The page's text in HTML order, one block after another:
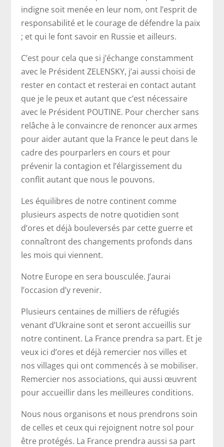
indigne soit menée en leur nom, ont l’esprit de
responsabilité et le courage de défendre la paix
; et qui le font savoir en Russie et ailleurs.
C’est pour cela que si j’échange constamment
avec le Président ZELENSKY, j’ai aussi choisi de
rester en contact et resterai en contact autant
que je le peux et autant que c’est nécessaire
avec le Président POUTINE. Pour chercher sans
relâche à le convaincre de renoncer aux armes
pour aider autant que la France le peut dans le
cadre des pourparlers en cours et pour
prévenir la contagion et l’élargissement du
conflit autant que nous le pouvons.
Les équilibres de notre continent comme
plusieurs aspects de notre quotidien sont
d’ores et déjà bouleversés par cette guerre et
connaîtront des changements profonds dans
les mois qui viennent.
Notre Europe en sera bousculée. J’aurai
l’occasion d’y revenir.
Plusieurs centaines de milliers de réfugiés
venant d’Ukraine sont et seront accueillis sur
notre continent. La France prendra sa part. Et je
veux ici d’ores et déjà remercier nos villes et
nos villages qui ont commencés à se mobiliser.
Remercier nos associations, qui aussi œuvrent
pour accueillir dans les meilleures conditions.
Nous nous organisons et nous prendrons soin
de celles et ceux qui rejoignent notre sol pour
être protégés. La France prendra aussi sa part